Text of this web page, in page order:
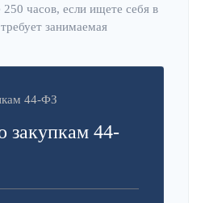
часов, если ищете себя в
занимаемая
44-ФЗ
закупкам 44-